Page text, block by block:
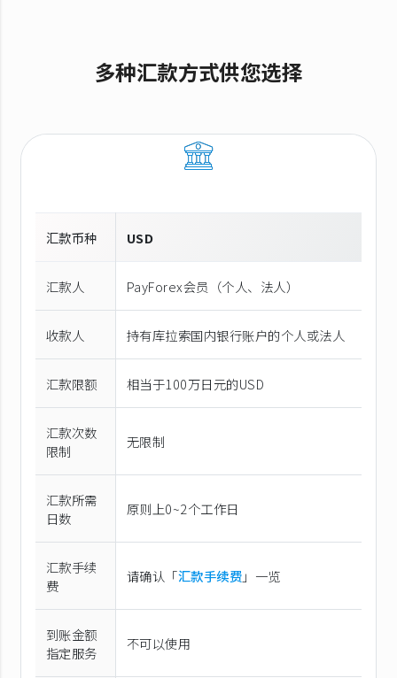
多种汇款方式供您选择
汇款币种 USD
汇款人 PayForex会员（个人、法人）
收款人 持有库拉索国内银行账户的个人或法人
汇款限额 相当于100万日元的USD
汇款次数
限制
无限制
汇款所需
日数
原则上0~2个工作日
汇款手续
费
请确认「汇款手续费」一览
到账金额
指定服务
不可以使用